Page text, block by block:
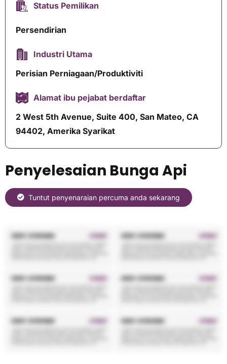
Status Pemilikan
Persendirian
Industri Utama
Perisian Perniagaan/Produktiviti
Alamat ibu pejabat berdaftar
2 West 5th Avenue, Suite 400, San Mateo, CA
94402, Amerika Syarikat
Penyelesaian Bunga Api
Tuntut penyenaraian percuma anda sekarang